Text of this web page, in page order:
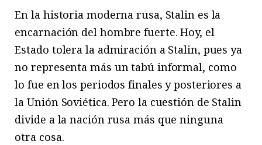
En la historia moderna rusa, Stalin es la
encarnación del hombre fuerte. Hoy, el
Estado tolera la admiración a Stalin, pues ya
no representa más un tabú informal, como
lo fue en los periodos finales y posteriores a
la Unión Soviética. Pero la cuestión de Stalin
divide a la nación rusa más que ninguna
otra cosa.